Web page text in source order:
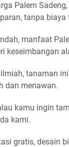
Palem Sadeng
tanpa biaya
manfaat
keseimbangan
tanaman
dan menawan.
kamu ingin
kami.
gratis, desain